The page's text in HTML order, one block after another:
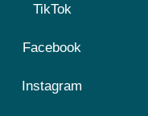
TikTok
Facebook
Instagram